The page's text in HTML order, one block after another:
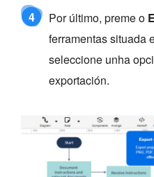
4 Por último, preme o
ferramentas situada
seleccione unha
exportación.